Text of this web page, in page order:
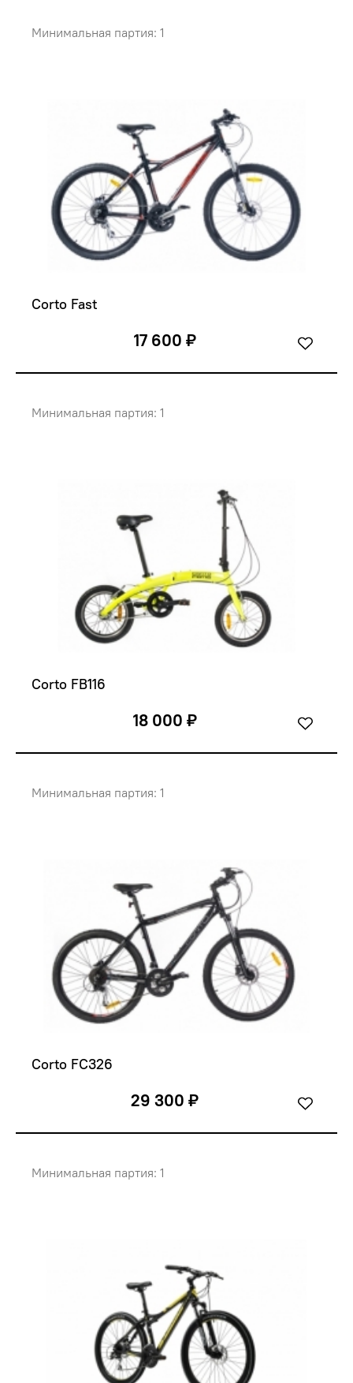
Минимальная партия: 1
Corto Fast
17 600 ₽
Минимальная партия: 1
Corto FB116
18 000 ₽
Минимальная партия: 1
Corto FC326
29 300 ₽
Минимальная партия: 1